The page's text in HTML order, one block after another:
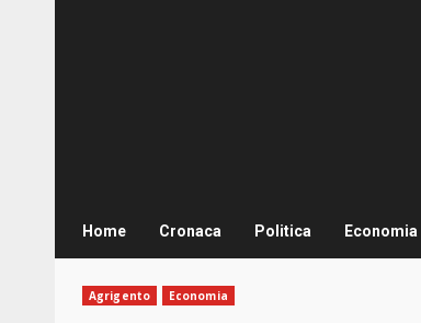
Home Cronaca Politica Economia
Agrigento Economia